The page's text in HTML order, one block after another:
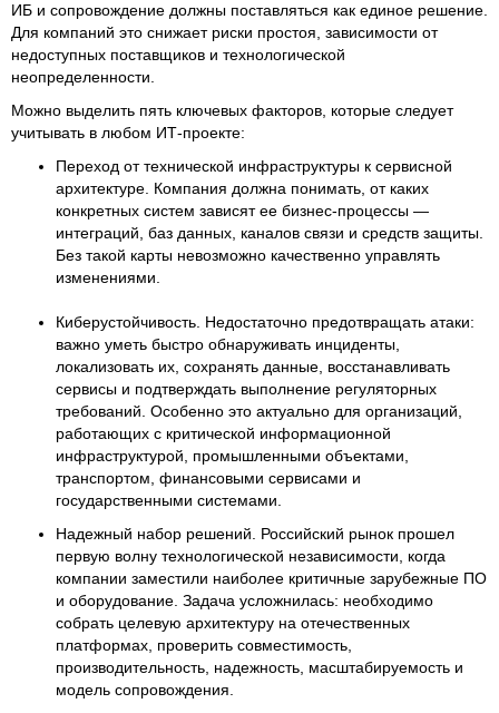
ИБ и сопровождение должны поставляться как единое решение.
Для компаний это снижает риски простоя, зависимости от
недоступных поставщиков и технологической
неопределенности.
Можно выделить пять ключевых факторов, которые следует
учитывать в любом ИТ-проекте:
Переход от технической инфраструктуры к сервисной
архитектуре. Компания должна понимать, от каких
конкретных систем зависят ее бизнес-процессы —
интеграций, баз данных, каналов связи и средств защиты.
Без такой карты невозможно качественно управлять
изменениями.
Киберустойчивость. Недостаточно предотвращать атаки:
важно уметь быстро обнаруживать инциденты,
локализовать их, сохранять данные, восстанавливать
сервисы и подтверждать выполнение регуляторных
требований. Особенно это актуально для организаций,
работающих с критической информационной
инфраструктурой, промышленными объектами,
транспортом, финансовыми сервисами и
государственными системами.
Надежный набор решений. Российский рынок прошел
первую волну технологической независимости, когда
компании заместили наиболее критичные зарубежные ПО
и оборудование. Задача усложнилась: необходимо
собрать целевую архитектуру на отечественных
платформах, проверить совместимость,
производительность, надежность, масштабируемость и
модель сопровождения.